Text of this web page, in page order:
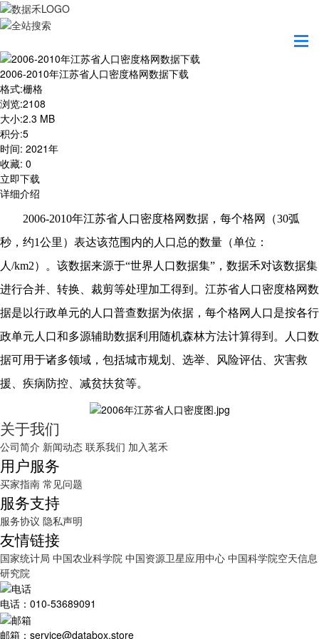
2006-2010年江苏省人口密度格网数据下载
格式:栅格
浏览:2108
大小:2.3 MB
积分:5
时间: 2021年
收藏: 0
立即下载
详细介绍
2006-2010年江苏省人口密度格网数据，每个格网（30弧
秒，约1公里）表达该范围内的人口总的数量（单位：
人/km2）。该数据来源于“世界人口数据集”，数据禾对该数据集
进行合并、转换、裁剪等处理加工得到。 江苏省人口密度格网数
据是以行政单元的人口普查数据为依据，每个格网人口是按各行
政单元人口和多源辅助数据利用随机森林方法计算得到。人口数
据可用于诸多领域，包括城市规划、选举、风险评估、灾害救
援、疾病防控、减贫扶贫等。
关于我们
公司简介 新闻动态 联系我们 加入茗禾
用户服务
买家指南 常见问题
服务支持
服务协议 隐私声明
友情链接
国家统计局 中国农业科学院 中国资源卫星应用中心 中国科学院空天信息
研究院
电话：010-53689091
邮箱：service@databox.store